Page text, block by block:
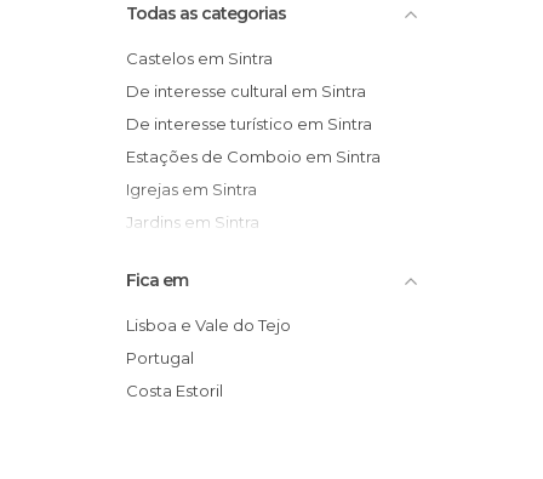
Todas as categorias
Castelos em Sintra
De interesse cultural em Sintra
De interesse turístico em Sintra
Estações de Comboio em Sintra
Igrejas em Sintra
Jardins em Sintra
Monumentos Históricos em Sintra
Museus em Sintra
Palácios em Sintra
Praias em Sintra
Fica em
Lisboa e Vale do Tejo
Portugal
Costa Estoril